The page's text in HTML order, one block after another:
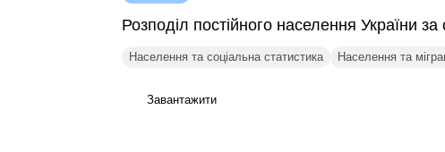
Розподіл постійного населення України
Населення та соціальна статистика Населення та
Завантажити